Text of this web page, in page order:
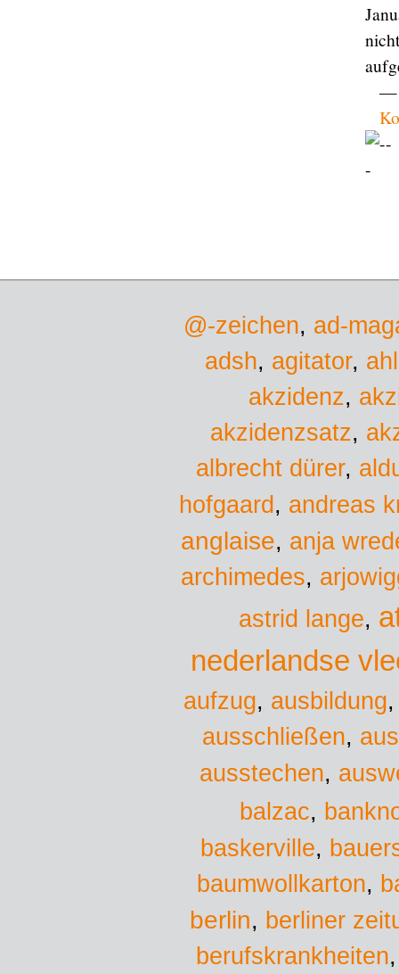
—
@-zeichen, ad-
adsh, agitator,
akzidenz,
akzidenzsatz,
albrecht dürer,
hofgaard , andreas
anglaise, anja
archimedes,
astrid lange,
nederlandse
aufzug, ausbildung
ausschließen,
ausstechen,
balzac,
baskerville,
baumwollkarton,
berlin, berliner
berufskrankheiten